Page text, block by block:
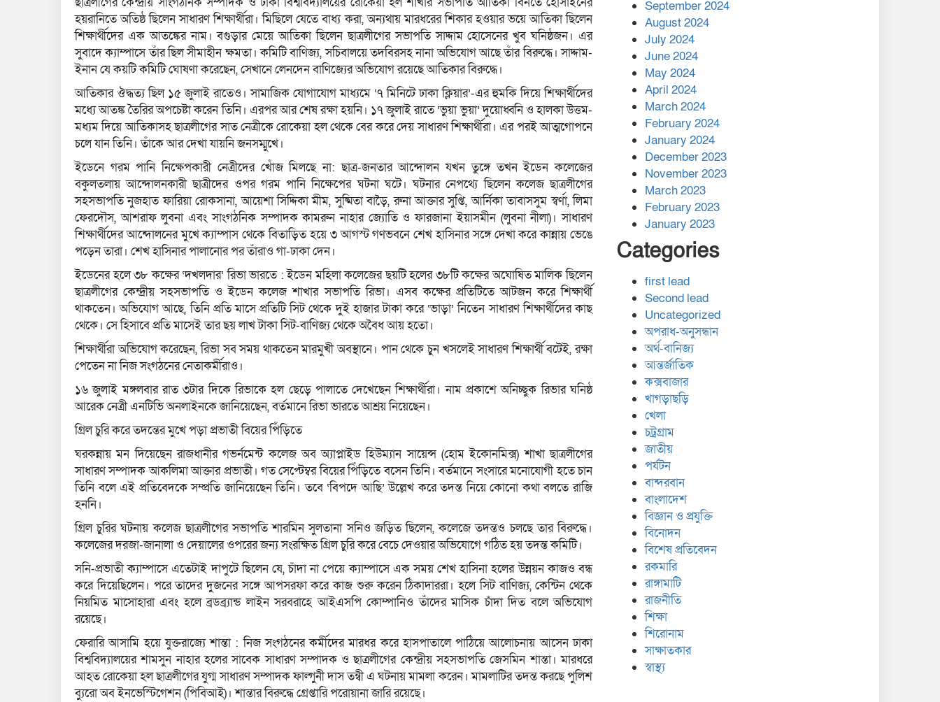
হয়রানিতে অতিষ্ঠ ছিলেন সাধারণ শিক্ষার্থীরা। মিছিলে যেতে বাধ‍্য করা, অন‍্যথায় মারধরের শিকার হওয়ার ভয়ে আতিকা ছিলেন
শিক্ষার্থীদের এক আতঙ্কের নাম। বগুড়ার মেয়ে আতিকা ছিলেন ছাত্রলীগের সভাপতি সাদ্দাম হোসেনের খুব ঘনিষ্ঠজন। এর
সুবাদে ক‍্যাম্পাসে তাঁর ছিল সীমাহীন ক্ষমতা। কমিটি বাণিজ্য, সচিবালয়ে তদবিরসহ নানা অভিযোগ আছে তাঁর বিরুদ্ধে। সাদ্দাম-
ইনান যে কয়টি কমিটি ঘোষণা করেছেন, সেখানে লেনদেন বাণিজ‍্যের অভিযোগ রয়েছে আতিকার বিরুদ্ধে।
আতিকার ঔদ্ধত‍্য ছিল ১৫ জুলাই রাতেও। সামাজিক যোগাযোগ মাধ্যমে ‘৭ মিনিটে ঢাকা ক্লিয়ার’-এর হুমকি দিয়ে শিক্ষার্থীদের
মধ‍্যে আতঙ্ক তৈরির অপচেষ্টা করেন তিনি। এরপর আর শেষ রক্ষা হয়নি। ১৭ জুলাই রাতে ‘ভুয়া ভুয়া’ দুয়োধ্বনি ও হালকা উত্তম-
মধ‍্যম দিয়ে আতিকাসহ ছাত্রলীগের সাত নেত্রীকে রোকেয়া হল থেকে বের করে দেয় সাধারণ শিক্ষার্থীরা। এর পরই আত্মগোপনে
চলে যান তিনি। তাঁকে আর দেখা যায়নি জনসম্মুখে।
ইডেনে গরম পানি নিক্ষেপকারী নেত্রীদের খোঁজ মিলছে না: ছাত্র-জনতার আন্দোলন যখন তুঙ্গে তখন ইডেন কলেজের
বকুলতলায় আন্দোলনকারী ছাত্রীদের ওপর গরম পানি নিক্ষেপের ঘটনা ঘটে। ঘটনার নেপথ্যে ছিলেন কলেজ ছাত্রলীগের
সহসভাপতি নুজহাত ফারিয়া রোকসানা, আয়েশা সিদ্দিকা মীম, সুষ্মিতা বাড়ৈ, রুনা আক্তার সুপ্তি, আর্নিকা তাবাসসুম স্বর্ণা, লিমা
ফেরদৌস, আশরাফ লুবনা এবং সাংগঠনিক সম্পাদক কামরুন নাহার জ্যোতি ও ফারজানা ইয়াসমীন (লুবনা নীলা)। সাধারণ
শিক্ষার্থীদের আন্দোলনের মুখে ক্যাম্পাস থেকে বিতাড়িত হয়ে ৩ আগস্ট গণভবনে শেখ হাসিনার সঙ্গে দেখা করে কান্নায় ভেঙে
পড়েন তারা। শেখ হাসিনার পালানোর পর তাঁরাও গা-ঢাকা দেন।
ইডেনের হলে ৩৮ কক্ষের ‘দখলদার’ রিভা ভারতে : ইডেন মহিলা কলেজের ছয়টি হলের ৩৮টি কক্ষের অঘোষিত মালিক ছিলেন
ছাত্রলীগের কেন্দ্রীয় সহসভাপতি ও ইডেন কলেজ শাখার সভাপতি রিভা। এসব কক্ষের প্রতিটিতে আটজন করে শিক্ষার্থী
থাকতেন। অভিযোগ আছে, তিনি প্রতি মাসে প্রতিটি সিট থেকে দুই হাজার টাকা করে ‘ভাড়া’ নিতেন সাধারণ শিক্ষার্থীদের কাছ
থেকে। সে হিসাবে প্রতি মাসেই তার ছয় লাখ টাকা সিট-বাণিজ‍্য থেকে অবৈধ আয় হতো।
শিক্ষার্থীরা অভিযোগ করেছেন, রিভা সব সময় থাকতেন মারমুখী অবস্থানে। পান থেকে চুন খসলেই সাধারণ শিক্ষার্থী বটেই, রক্ষা
পেতেন না নিজ সংগঠনের নেতাকর্মীরাও।
১৬ জুলাই মঙ্গলবার রাত ৩টার দিকে রিভাকে হল ছেড়ে পালাতে দেখেছেন শিক্ষার্থীরা। নাম প্রকাশে অনিচ্ছুক রিভার ঘনিষ্ঠ
আরেক নেত্রী এনটিভি অনলাইনকে জানিয়েছেন, বর্তমানে রিভা ভারতে আশ্রয় নিয়েছেন।
গ্রিল চুরি করে তদন্তের মুখে পড়া প্রভাতী বিয়ের পিঁড়িতে
ঘরকন্নায় মন দিয়েছেন রাজধানীর গভর্নমেন্ট কলেজ অব অ্যাপ্লাইড হিউম্যান সায়েন্স (হোম ইকোনমিক্স) শাখা ছাত্রলীগের
সাধারণ সম্পাদক আকলিমা আক্তার প্রভাতী। গত সেপ্টেম্বর বিয়ের পিঁড়িতে বসেন তিনি। বর্তমানে সংসারে মনোযোগী হতে চান
তিনি বলে এই প্রতিবেদকে সম্প্রতি জানিয়েছেন তিনি। তবে ‘বিপদে আছি’ উল্লেখ করে তদন্ত নিয়ে কোনো কথা বলতে রাজি
হননি।
গ্রিল চুরির ঘটনায় কলেজ ছাত্রলীগের সভাপতি শারমিন সুলতানা সনিও জড়িত ছিলেন, কলেজে তদন্তও চলছে তার বিরুদ্ধে।
কলেজের দরজা-জানালা ও দেয়ালের ওপরের জন্য সংরক্ষিত গ্রিল চুরি করে বেচে দেওয়ার অভিযোগে গঠিত হয় তদন্ত কমিটি।
সনি-প্রভাতী ক‍্যাম্পাসে এতেটাই দাপুটে ছিলেন যে, চাঁদা না পেয়ে ক‍্যাম্পাসে এক সময় শেখ হাসিনা হলের উন্নয়ন কাজও বন্ধ
করে দিয়েছিলেন। পরে তাদের দুজনের সঙ্গে আপসরফা করে কাজ শুরু করেন ঠিকাদাররা। হলে সিট বাণিজ্য, কেন্টিন থেকে
নিয়মিত মাসোহারা এবং হলে ব্রডব্র‍্যান্ড লাইন সরবরাহে আইএসপি কোম্পানিও তাঁদের মাসিক চাঁদা দিত বলে অভিযোগ
রয়েছে।
ফেরারি আসামি হয়ে যুক্তরাজ্যে শান্তা : নিজ সংগঠনের কর্মীদের মারধর করে হাসপাতালে পাঠিয়ে আলোচনায় আসেন ঢাকা
বিশ্ববিদ‍্যালয়ের শামসুন নাহার হলের সাবেক সাধারণ সম্পাদক ও ছাত্রলীগের কেন্দ্রীয় সহসভাপতি জেসমিন শান্তা। মারধরে
আহত রোকেয়া হল ছাত্রলীগের যুগ্ম সাধারণ সম্পাদক ফাল্গুনী দাস তন্বী এ ঘটনায় মামলা করেন। মামলাটির তদন্ত করছে পুলিশ
ব‍্যুরো অব ইনভেস্টিগেশন (পিবিআই)। শান্তার বিরুদ্ধে গ্রেপ্তারি পরোয়ানা জারি রয়েছে।
জেরী
September 2024
August 2024
July 2024
June 2024
May 2024
April 2024
March 2024
February 2024
January 2024
December 2023
November 2023
March 2023
February 2023
January 2023
Categories
first lead
Second lead
Uncategorized
অপরাধ-অনুসন্ধান
অর্থ-বানিজ্য
আন্তর্জাতিক
কক্সবাজার
খাগড়াছড়ি
খেলা
চট্রগ্রাম
জাতীয়
পর্যটন
বান্দরবান
বাংলাদেশ
বিজ্ঞান ও প্রযুক্তি
বিনোদন
বিশেষ প্রতিবেদন
রকমারি
রাঙ্গামাটি
রাজনীতি
শিক্ষা
শিরোনাম
সাক্ষাতকার
স্বাস্থ্য